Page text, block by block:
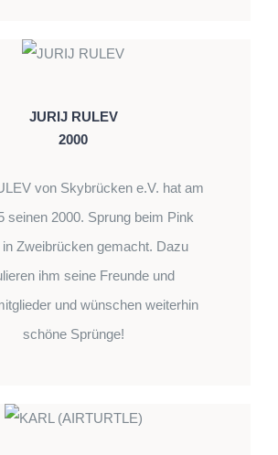
JURIJ RULEV
2000
von Skybrücken e.V. hat am
seinen 2000. Sprung beim Pink
in Zweibrücken gemacht. Dazu
ihm seine Freunde und
und wünschen weiterhin
schöne Sprünge!